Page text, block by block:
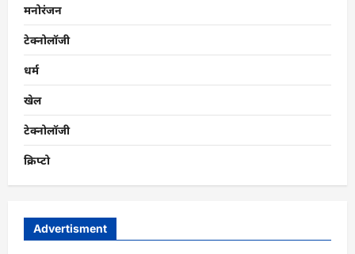
मनोरंजन
टेक्नोलॉजी
धर्म
खेल
टेक्नोलॉजी
क्रिप्टो
Advertisment